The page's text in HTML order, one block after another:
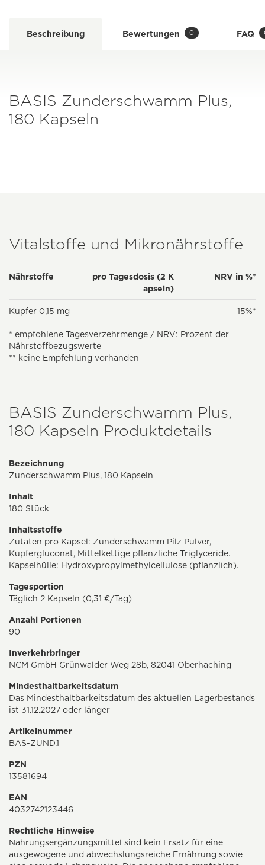
Beschreibung Bewertungen 0 FAQ
BASIS Zunderschwamm Plus,
180 Kapseln
Vitalstoffe und Mikronährstoffe
Nährstoffe
pro Tagesdosis (2 K
apseln)
NRV in %*
Kupfer 0,15 mg 15%*
* empfohlene Tagesverzehrmenge / NRV: Prozent der
Nährstoffbezugswerte
** keine Empfehlung vorhanden
BASIS Zunderschwamm Plus,
180 Kapseln Produktdetails
Bezeichnung
Zunderschwamm Plus, 180 Kapseln
Inhalt
180 Stück
Inhaltsstoffe
Zutaten pro Kapsel: Zunderschwamm Pilz Pulver,
Kupfergluconat, Mittelkettige pflanzliche Triglyceride.
Kapselhülle: Hydroxypropylmethylcellulose (pflanzlich).
Tagesportion
Täglich 2 Kapseln (0,31 €/Tag)
Anzahl Portionen
90
Inverkehrbringer
NCM GmbH Grünwalder Weg 28b, 82041 Oberhaching
Mindesthaltbarkeitsdatum
Das Mindesthaltbarkeitsdatum des aktuellen Lagerbestands
ist 31.12.2027 oder länger
Artikelnummer
BAS-ZUND.1
PZN
13581694
EAN
4032742123446
Rechtliche Hinweise
Nahrungsergänzungsmittel sind kein Ersatz für eine
ausgewogene und abwechslungsreiche Ernährung sowie